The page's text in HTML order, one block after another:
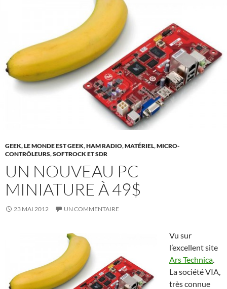
GEEK, LE MONDE EST GEEK,HAM RADIO,MATÉRIEL,MICRO-
CONTRÔLEURS,SOFTROCK ET SDR
UN NOUVEAU PC
MINIATURE À 49$
23 MAI 2012 UN COMMENTAIRE
Vu sur
l’excellent site
Ars Technica.
La société VIA,
très connue